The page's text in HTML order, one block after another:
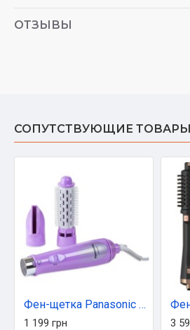
ОТЗЫВЫ
СОПУТСТВУЮЩИЕ ТОВАРЫ
Фен-щетка Panasonic EH-KA22-V865
1 199 грн 3